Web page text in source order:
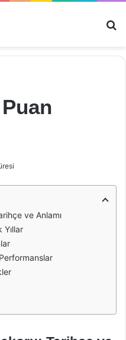
ve Anlamı